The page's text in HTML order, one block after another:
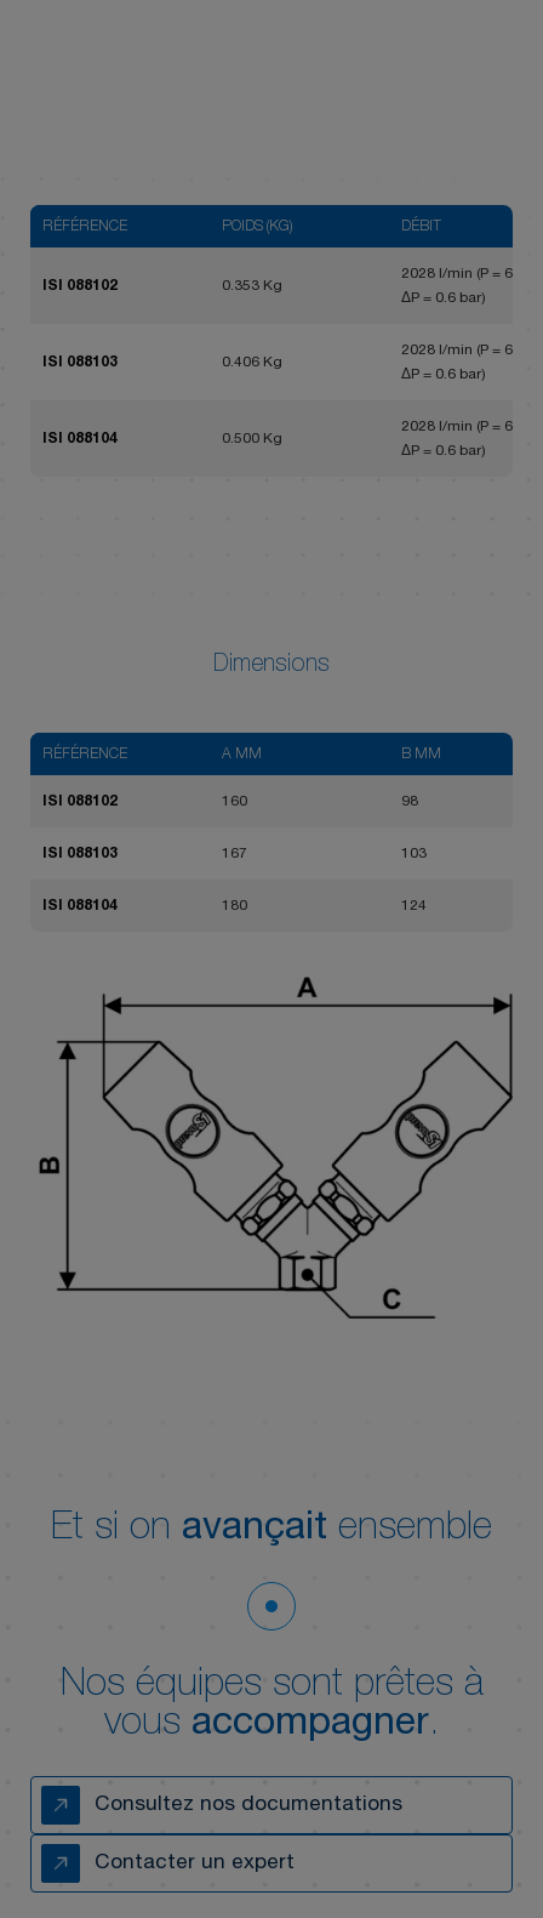
RÉFÉRENCE POIDS (KG) DÉBIT
ISI 088102 0.353 Kg
2028 l/min (P = 6 bar,
ΔP = 0.6 bar)
ISI 088103 0.406 Kg
2028 l/min (P = 6 bar,
ΔP = 0.6 bar)
ISI 088104 0.500 Kg
2028 l/min (P = 6 bar,
ΔP = 0.6 bar)
Dimensions
RÉFÉRENCE A MM B MM
ISI 088102 160 98
ISI 088103 167 103
ISI 088104 180 124
Et si on avançait ensemble
Nos équipes sont prêtes à
vous accompagner.
Consultez nos documentations
Contacter un expert